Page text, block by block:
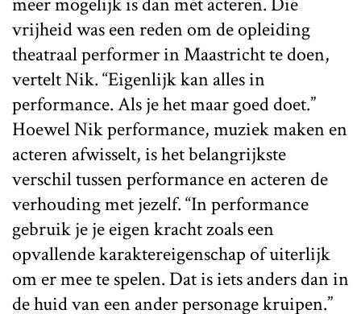
vrijheid was een reden om de opleiding
theatraal performer in Maastricht te doen,
vertelt Nik. “Eigenlijk kan alles in
performance. Als je het maar goed doet.”
Hoewel Nik performance, muziek maken en
acteren afwisselt, is het belangrijkste
verschil tussen performance en acteren de
verhouding met jezelf. “In performance
gebruik je je eigen kracht zoals een
opvallende karaktereigenschap of uiterlijk
om er mee te spelen. Dat is iets anders dan in
de huid van een ander personage kruipen.”